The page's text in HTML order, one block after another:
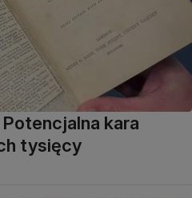
kara
tysięcy